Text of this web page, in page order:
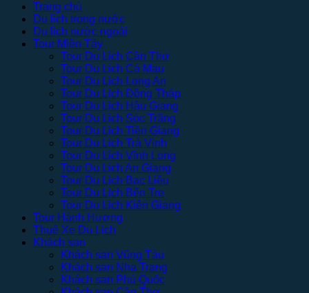
Trang chủ
Du lịch trong nước
Du lịch nước ngoài
Tour Miền Tây
Tour Du Lịch Cần Thơ
Tour Du Lịch Cà Mau
Tour Du Lịch Long An
Tour Du Lịch Đồng Tháp
Tour Du Lịch Hậu Giang
Tour Du Lịch Sóc Trăng
Tour Du Lịch Tiền Giang
Tour Du Lịch Trà Vinh
Tour Du Lịch Vĩnh Long
Tour Du Lịch An Giang
Tour Du Lịch Bạc Liêu
Tour Du Lịch Bến Tre
Tour Du Lịch Kiên Giang
Tour Hành Hương
Thuê Xe Du Lịch
Khách sạn
Khách sạn Vũng Tàu
Khách sạn Nha Trang
Khách sạn Phú Quốc